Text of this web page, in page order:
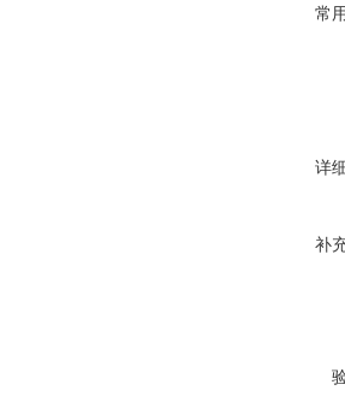
常
详
补